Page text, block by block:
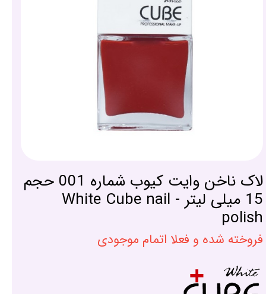
لاک ناخن وایت کیوب شماره 001 حجم
15 میلی لیتر - White Cube nail
polish
فروخته شده و فعلا اتمام موجودی